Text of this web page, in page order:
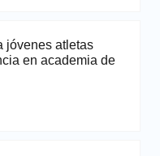
jóvenes atletas
en academia de